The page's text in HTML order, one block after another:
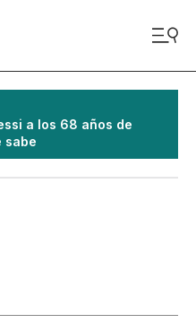
a los 68 años de
sabe